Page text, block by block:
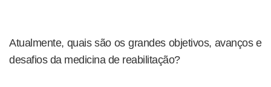
Atualmente, quais são os grandes objetivos, avanços e
desafios da medicina de reabilitação?